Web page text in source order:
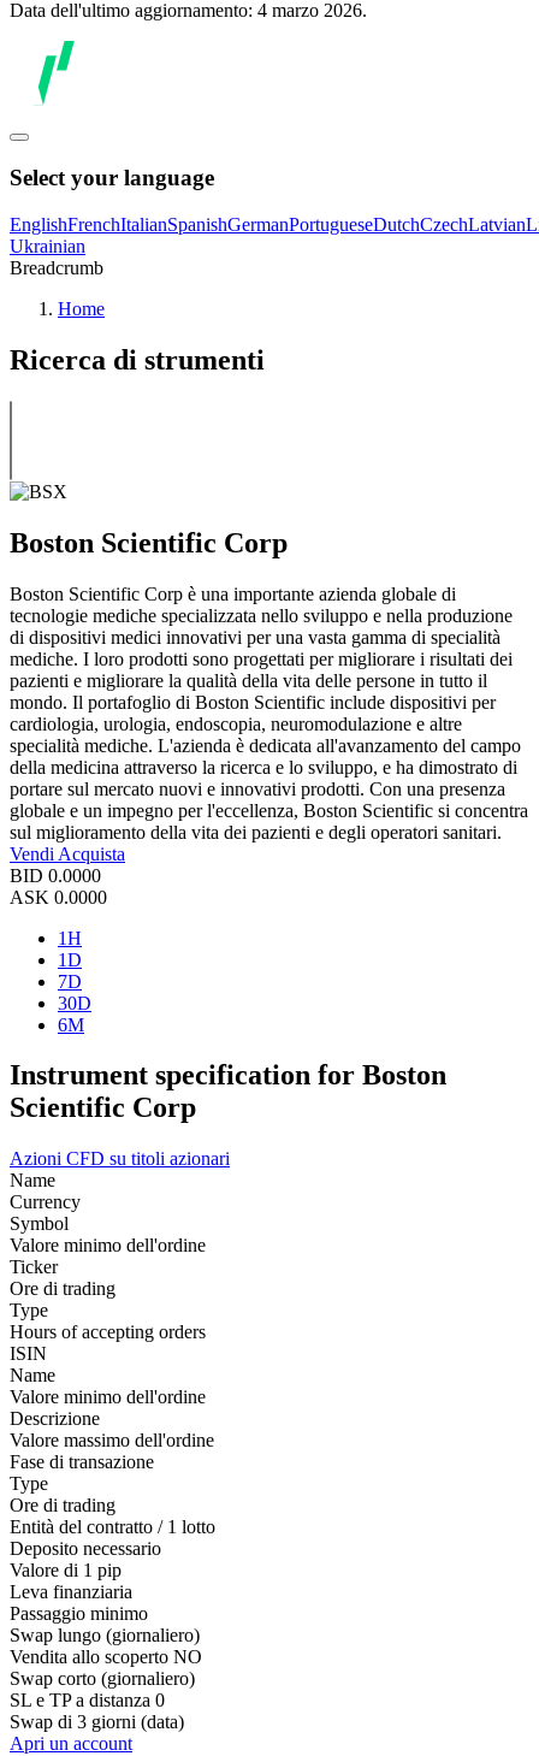
Data dell'ultimo aggiornamento: 4 marzo 2026.
Select your language
EnglishFrenchItalianSpanishGermanPortugueseDutchCzechLatvian
Ukrainian
Breadcrumb
Home
Ricerca di strumenti
Boston Scientific Corp
Boston Scientific Corp è una importante azienda globale di
tecnologie mediche specializzata nello sviluppo e nella produzione
di dispositivi medici innovativi per una vasta gamma di specialità
mediche. I loro prodotti sono progettati per migliorare i risultati dei
pazienti e migliorare la qualità della vita delle persone in tutto il
mondo. Il portafoglio di Boston Scientific include dispositivi per
cardiologia, urologia, endoscopia, neuromodulazione e altre
specialità mediche. L'azienda è dedicata all'avanzamento del campo
della medicina attraverso la ricerca e lo sviluppo, e ha dimostrato di
portare sul mercato nuovi e innovativi prodotti. Con una presenza
globale e un impegno per l'eccellenza, Boston Scientific si concentra
sul miglioramento della vita dei pazienti e degli operatori sanitari.
Vendi Acquista
BID 0.0000
ASK 0.0000
1H
1D
7D
30D
6M
Instrument specification for Boston
Scientific Corp
Azioni CFD su titoli azionari
Name
Currency
Symbol
Valore minimo dell'ordine
Ticker
Ore di trading
Type
Hours of accepting orders
ISIN
Name
Valore minimo dell'ordine
Descrizione
Valore massimo dell'ordine
Fase di transazione
Type
Ore di trading
Entità del contratto / 1 lotto
Deposito necessario
Valore di 1 pip
Leva finanziaria
Passaggio minimo
Swap lungo (giornaliero)
Vendita allo scoperto NO
Swap corto (giornaliero)
SL e TP a distanza 0
Swap di 3 giorni (data)
Apri un account